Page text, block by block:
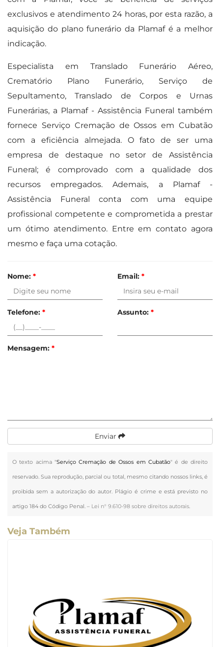
exclusivos e atendimento 24 horas, por esta razão, a
aquisição do plano funerário da Plamaf é a melhor
indicação.
Especialista em Translado Funerário Aéreo,
Crematório Plano Funerário, Serviço de
Sepultamento, Translado de Corpos e Urnas
Funerárias, a Plamaf - Assistência Funeral também
fornece Serviço Cremação de Ossos em Cubatão
com a eficiência almejada. O fato de ser uma
empresa de destaque no setor de Assistência
Funeral; é comprovado com a qualidade dos
recursos empregados. Ademais, a Plamaf -
Assistência Funeral conta com uma equipe
profissional competente e comprometida a prestar
um ótimo atendimento. Entre em contato agora
mesmo e faça uma cotação.
Nome: * Email: *
Telefone: * Assunto: *
Mensagem: *
Enviar
O texto acima "Serviço Cremação de Ossos em Cubatão" é de direito
reservado. Sua reprodução, parcial ou total, mesmo citando nossos links, é
proibida sem a autorização do autor. Plágio é crime e está previsto no
artigo 184 do Código Penal. – Lei n° 9.610-98 sobre direitos autorais.
Veja Também